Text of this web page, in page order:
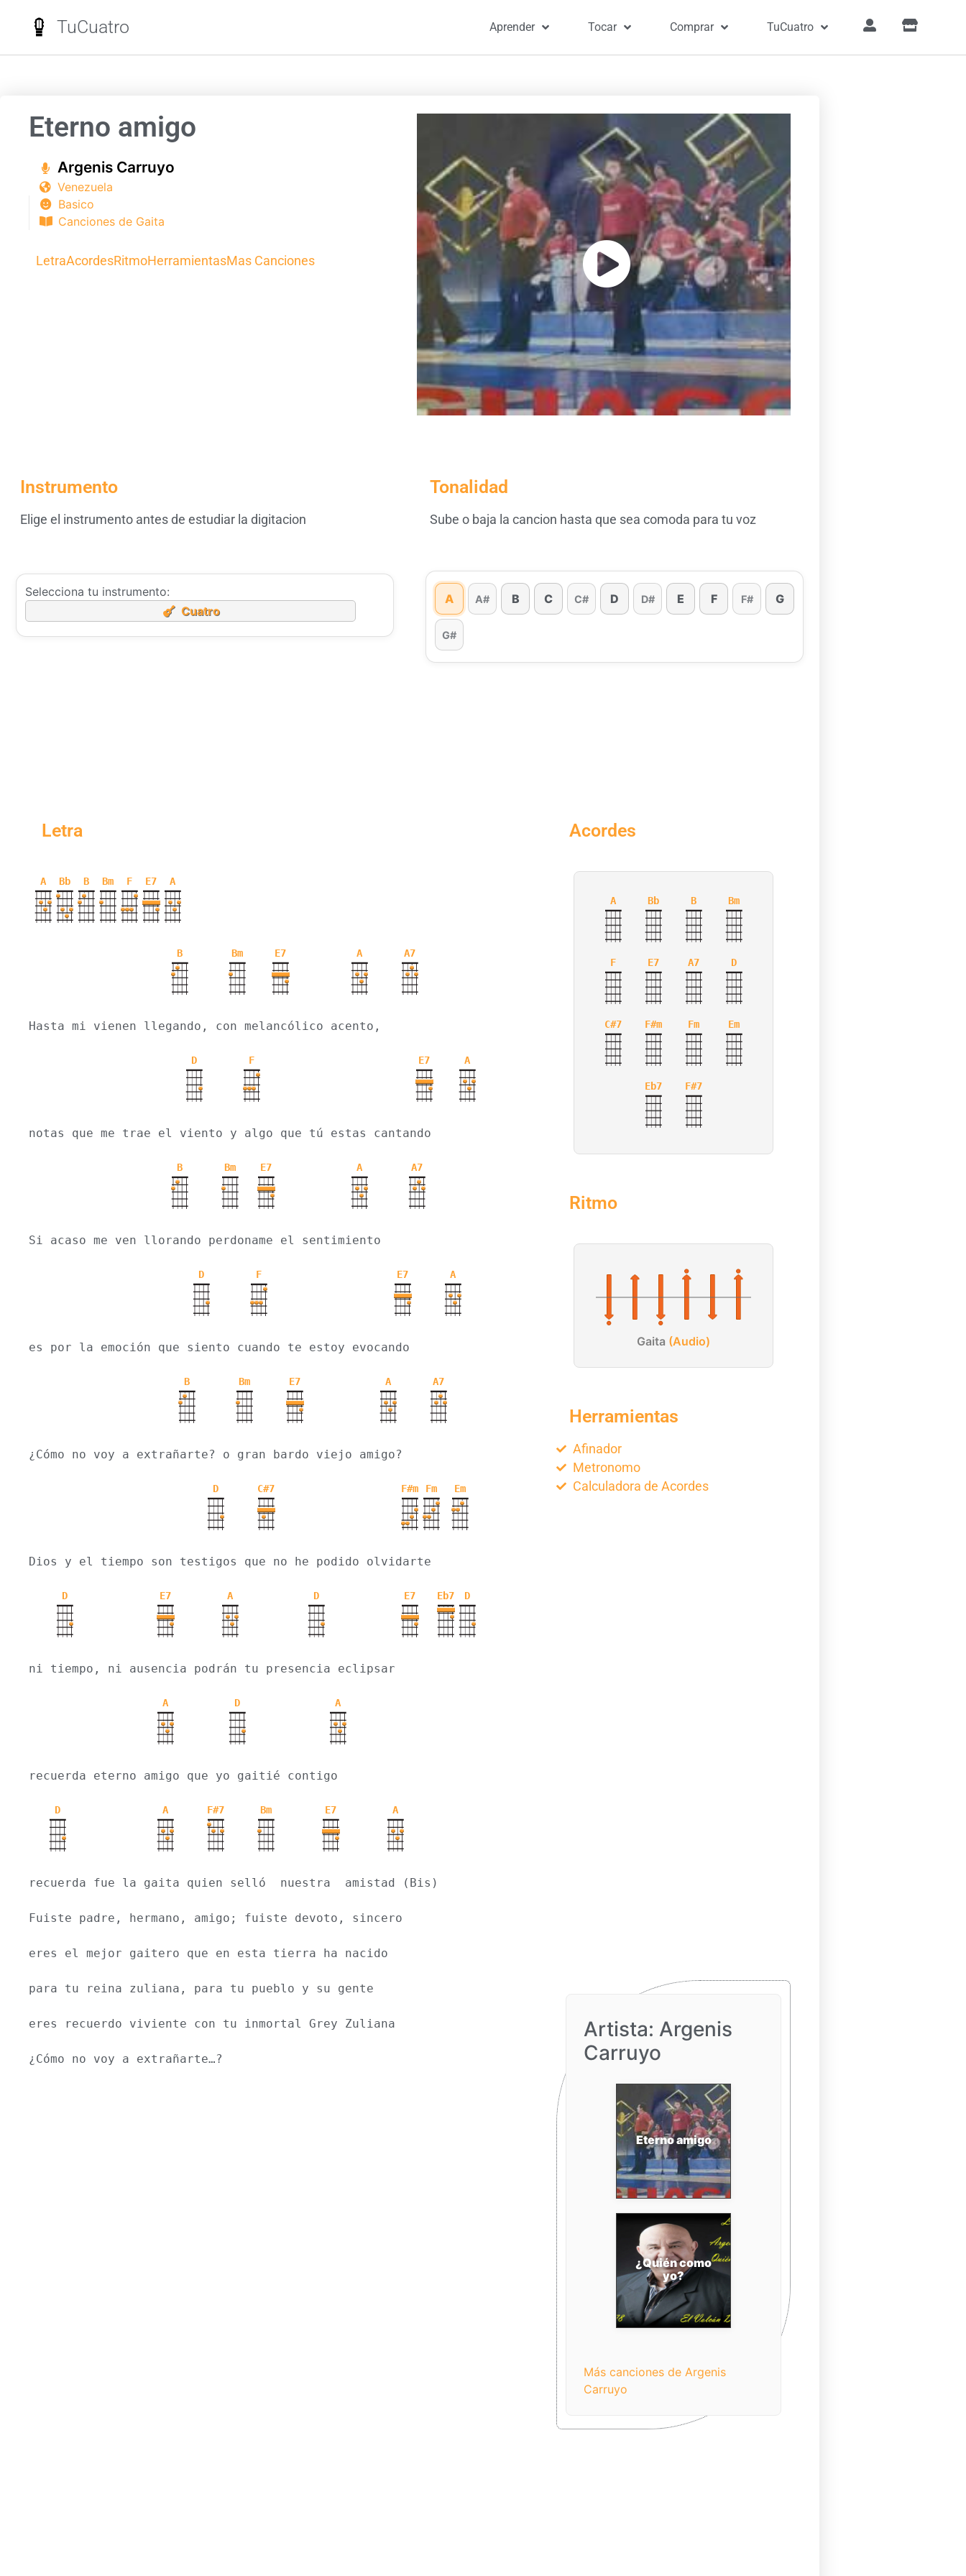
TuCuatro Aprender Tocar Comprar TuCuatro
Eterno amigo
Argenis Carruyo
Venezuela
Basico
Canciones de Gaita
LetraAcordesRitmoHerramientasMas Canciones
Instrumento
Elige el instrumento antes de estudiar la digitacion
Selecciona tu instrumento:
Cuatro
Tonalidad
Sube o baja la cancion hasta que sea comoda para tu voz
A A# B C C# D D# E F F# G
G#
Letra
A Bb B Bm F E7 A
B Bm E7 A A7
Hasta mi vienen llegando, con melancólico acento,
D F E7 A
notas que me trae el viento y algo que tú estas cantando
B Bm E7 A A7
Si acaso me ven llorando perdoname el sentimiento
D F E7 A
es por la emoción que siento cuando te estoy evocando
B Bm E7 A A7
¿Cómo no voy a extrañarte? o gran bardo viejo amigo?
D C#7 F#m Fm Em
Dios y el tiempo son testigos que no he podido olvidarte
D E7 A D E7 Eb7 D
ni tiempo, ni ausencia podrán tu presencia eclipsar
A D A
recuerda eterno amigo que yo gaitié contigo
D A F#7 Bm E7 A
recuerda fue la gaita quien selló  nuestra  amistad (Bis)
Fuiste padre, hermano, amigo; fuiste devoto, sincero
eres el mejor gaitero que en esta tierra ha nacido
para tu reina zuliana, para tu pueblo y su gente
eres recuerdo viviente con tu inmortal Grey Zuliana
¿Cómo no voy a extrañarte…?
Acordes
A Bb B Bm
F E7 A7 D
C#7 F#m Fm Em
Eb7 F#7
Ritmo
Gaita (Audio)
Herramientas
Afinador
Metronomo
Calculadora de Acordes
Artista: Argenis
Carruyo
Eterno amigo
¿Quién como
yo?
Más canciones de Argenis
Carruyo